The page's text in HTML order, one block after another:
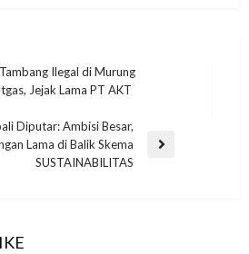
Ilegal di Murung
Jejak Lama PT AKT
Diputar: Ambisi Besar,
Lama di Balik Skema
SUSTAINABILITAS